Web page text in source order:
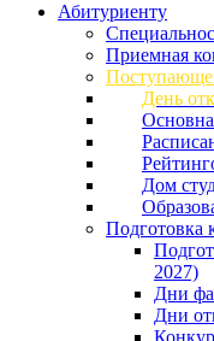
Абитуриенту
Приемная
День
Дом
Подготовка
2027)
Дни
Дни